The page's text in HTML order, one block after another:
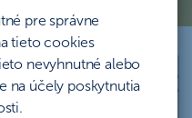
pre správne
tieto cookies
nevyhnutné alebo
na účely poskytnutia